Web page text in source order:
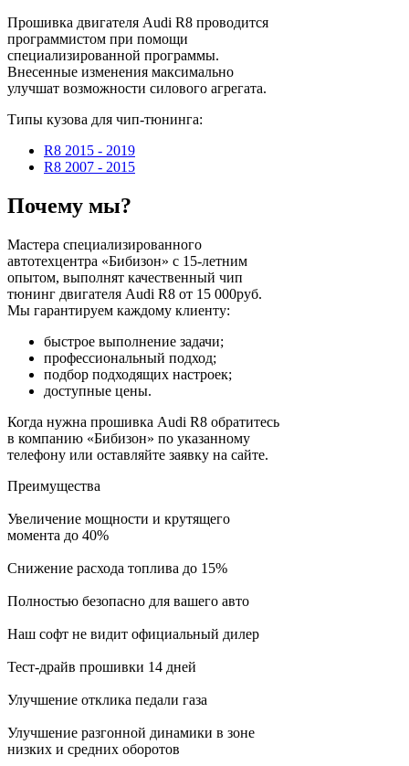
Прошивка двигателя Audi R8 проводится
программистом при помощи
специализированной программы.
Внесенные изменения максимально
улучшат возможности силового агрегата.
Типы кузова для чип-тюнинга:
R8 2015 - 2019
R8 2007 - 2015
Почему мы?
Мастера специализированного
автотехцентра «Бибизон» с 15-летним
опытом, выполнят качественный чип
тюнинг двигателя Audi R8 от 15 000руб.
Мы гарантируем каждому клиенту:
быстрое выполнение задачи;
профессиональный подход;
подбор подходящих настроек;
доступные цены.
Когда нужна прошивка Audi R8 обратитесь
в компанию «Бибизон» по указанному
телефону или оставляйте заявку на сайте.
Преимущества
Увеличение мощности и крутящего
момента до 40%
Снижение расхода топлива до 15%
Полностью безопасно для вашего авто
Наш софт не видит официальный дилер
Тест-драйв прошивки 14 дней
Улучшение отклика педали газа
Улучшение разгонной динамики в зоне
низких и средних оборотов